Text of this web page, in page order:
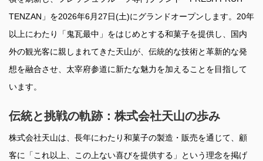
TENZAN」を2026年6月27日(土)にグランドオープンします。20年
以上にわたり「鬼瓦最中」をはじめとする和菓子を提供し、国内
外の観光客に親しまれてきた天山が、伝統的な技術と革新的な発
想を融合させ、太宰府参道に新たな魅力を加えることを目指して
います。
伝統と挑戦の軌跡：株式会社天山の歩み
株式会社天山は、長年にわたり和菓子の製造・販売を通じて、顧
客に「これ以上、この上ない喜びを提供する」という理念を掲げ